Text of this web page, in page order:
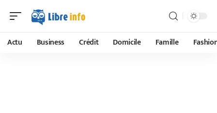
Actu Business Crédit Domicile Famille